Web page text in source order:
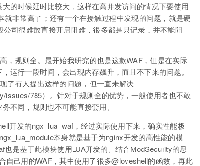
的时候延时比较大，这样在高并发访问的情况下要使用
非常高了；还有一个在接触过程中发现的问题，就是硬
司很难敢直接开启阻难，很多都是只记录，并不能阻
，规则全。最开始我研究的也是这款WAF，但是在实际
运行一段时间，会出现内存飙升，而且不下来的问题。
了有人提出这样的问题，但一直未解决
issues/785）。针对于规则全的优势，一般使用者也不敢
不同，规则也不可能直接套用。
开发的ngx_lua_waf，经过实际使用下来，确实性能极
本身就是基于为nginx开发的高性能的模
是基于此模块使用LUA开发的。结合ModSecurity的思
自己用的WAF，其中使用了很多@loveshell的函数，再此